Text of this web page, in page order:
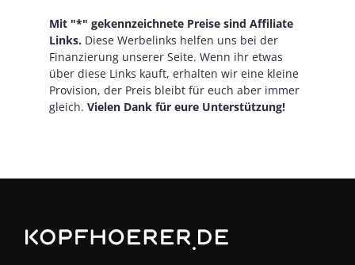
Mit "*" gekennzeichnete Preise sind Affiliate
Links. Diese Werbelinks helfen uns bei der
Finanzierung unserer Seite. Wenn ihr etwas
über diese Links kauft, erhalten wir eine kleine
Provision, der Preis bleibt für euch aber immer
gleich. Vielen Dank für eure Unterstützung!